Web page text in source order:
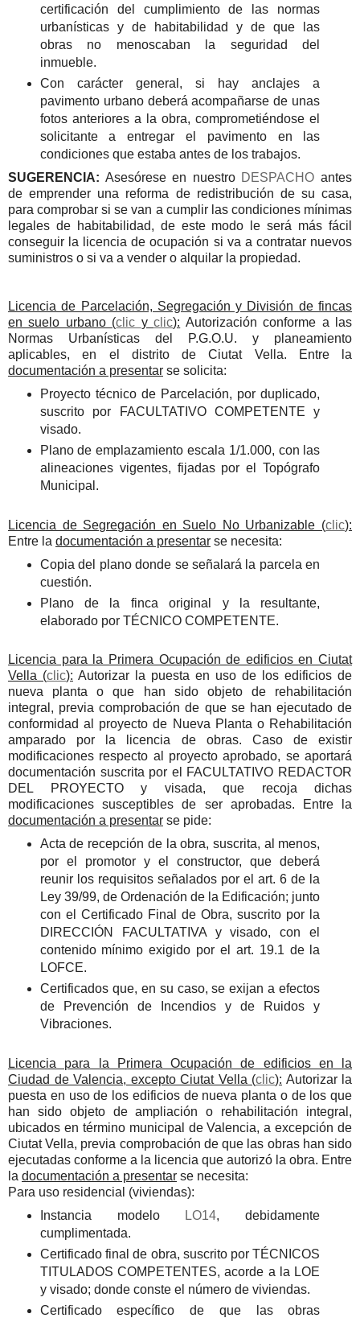
certificación del cumplimiento de las normas
urbanísticas y de habitabilidad y de que las
obras no menoscaban la seguridad del
inmueble.
Con carácter general, si hay anclajes a
pavimento urbano deberá acompañarse de unas
fotos anteriores a la obra, comprometiéndose el
solicitante a entregar el pavimento en las
condiciones que estaba antes de los trabajos.
SUGERENCIA: Asesórese en nuestro DESPACHO antes
de emprender una reforma de redistribución de su casa,
para comprobar si se van a cumplir las condiciones mínimas
legales de habitabilidad, de este modo le será más fácil
conseguir la licencia de ocupación si va a contratar nuevos
suministros o si va a vender o alquilar la propiedad.
Licencia de Parcelación, Segregación y División de fincas
en suelo urbano (clic yclic): Autorización conforme a las
Normas Urbanísticas del P.G.O.U. y planeamiento
aplicables, en el distrito de Ciutat Vella. Entre la
documentación a presentar se solicita:
Proyecto técnico de Parcelación, por duplicado,
suscrito por FACULTATIVO COMPETENTE y
visado.
Plano de emplazamiento escala 1/1.000, con las
alineaciones vigentes, fijadas por el Topógrafo
Municipal.
Licencia de Segregación en Suelo No Urbanizable (clic):
Entre la documentación a presentar se necesita:
Copia del plano donde se señalará la parcela en
cuestión.
Plano de la finca original y la resultante,
elaborado por TÉCNICO COMPETENTE.
Licencia para la Primera Ocupación de edificios en Ciutat
Vella (clic): Autorizar la puesta en uso de los edificios de
nueva planta o que han sido objeto de rehabilitación
integral, previa comprobación de que se han ejecutado de
conformidad al proyecto de Nueva Planta o Rehabilitación
amparado por la licencia de obras. Caso de existir
modificaciones respecto al proyecto aprobado, se aportará
documentación suscrita por el FACULTATIVO REDACTOR
DEL PROYECTO y visada, que recoja dichas
modificaciones susceptibles de ser aprobadas. Entre la
documentación a presentar se pide:
Acta de recepción de la obra, suscrita, al menos,
por el promotor y el constructor, que deberá
reunir los requisitos señalados por el art. 6 de la
Ley 39/99, de Ordenación de la Edificación; junto
con el Certificado Final de Obra, suscrito por la
DIRECCIÓN FACULTATIVA y visado, con el
contenido mínimo exigido por el art. 19.1 de la
LOFCE.
Certificados que, en su caso, se exijan a efectos
de Prevención de Incendios y de Ruidos y
Vibraciones.
Licencia para la Primera Ocupación de edificios en la
Ciudad de Valencia, excepto Ciutat Vella (clic): Autorizar la
puesta en uso de los edificios de nueva planta o de los que
han sido objeto de ampliación o rehabilitación integral,
ubicados en término municipal de Valencia, a excepción de
Ciutat Vella, previa comprobación de que las obras han sido
ejecutadas conforme a la licencia que autorizó la obra. Entre
la documentación a presentar se necesita:
Para uso residencial (viviendas):
Instancia modelo
LO14, debidamente
cumplimentada.
Certificado final de obra, suscrito por TÉCNICOS
TITULADOS COMPETENTES, acorde a la LOE
y visado; donde conste el número de viviendas.
Certificado específico de que las obras